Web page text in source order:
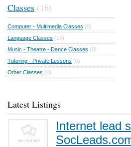
Classes (16)
Computer - Multimedia Classes (0)
Language Classes (16)
Music - Theatre - Dance Classes (0)
Tutoring - Private Lessons (0)
Other Classes (0)
Latest Listings
Internet lead